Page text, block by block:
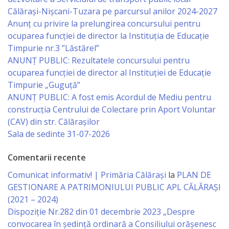
Serviciul
Juridic
Serviciul
în
Reglementarea
Regimului
Funciar
Serviciul
Relaţii
cu
Publicul
Călărași-Nișcani-Tuzara pe parcursul anilor 2024-2027
Anunț cu privire la prelungirea concursului pentru
ocuparea funcţiei de director la Instituția de Educație
Timpurie nr.3 ”Lăstărel”
ANUNȚ PUBLIC: Rezultatele concursului pentru
ocuparea funcției de director al Instituției de Educație
Timpurie „Guguță”
ANUNȚ PUBLIC: A fost emis Acordul de Mediu pentru
construcția Centrului de Colectare prin Aport Voluntar
(CAV) din str. Călărașilor
Sala de sedinte 31-07-2026
Comentarii recente
Comunicat informativ! | Primăria Călărași la PLAN DE
GESTIONARE A PATRIMONIULUI PUBLIC APL CĂLĂRAȘI
(2021 – 2024)
Dispoziție Nr.282 din 01 decembrie 2023 „Despre
convocarea în ședință ordinară a Consiliului orășenesc